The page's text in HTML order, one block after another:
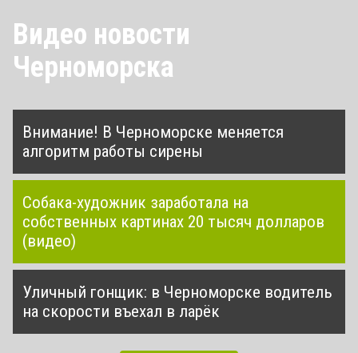
Видео новости
Черноморска
Внимание! В Черноморске меняется
алгоритм работы сирены
Собака-художник заработала на
собственных картинах 20 тысяч долларов
(видео)
Уличный гонщик: в Черноморске водитель
на скорости въехал в ларёк